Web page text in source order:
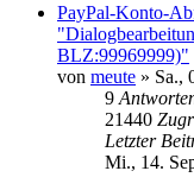
PayPal-Konto-
BLZ:99969999)"
von meute » Sa.,
9
21440
Letzter
Mi., 14.